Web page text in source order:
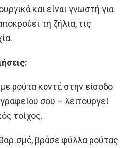
και είναι γνωστή για
τη ζήλια, τις
ρούτα κοντά στην είσοδο
σου – λειτουργεί
τοίχος.
βράσε φύλλα ρούτας